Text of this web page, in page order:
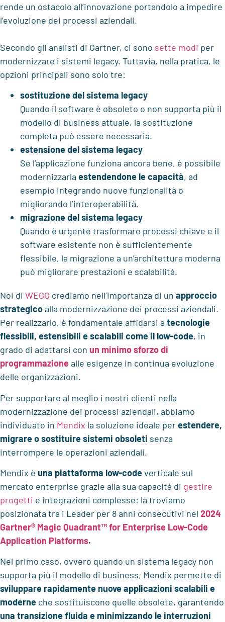
rende un ostacolo all’innovazione portandolo a impedire
l’evoluzione dei processi aziendali.
Secondo gli analisti di Gartner, ci sono sette modi per
modernizzare i sistemi legacy. Tuttavia, nella pratica, le
opzioni principali sono solo tre:
sostituzione del sistema legacy
Quando il software è obsoleto o non supporta più il
modello di business attuale, la sostituzione
completa può essere necessaria.
estensione del sistema legacy
Se l’applicazione funziona ancora bene, è possibile
modernizzarla estendendone le capacità, ad
esempio integrando nuove funzionalità o
migliorando l’interoperabilità.
migrazione del sistema legacy
Quando è urgente trasformare processi chiave e il
software esistente non è sufficientemente
flessibile, la migrazione a un’architettura moderna
può migliorare prestazioni e scalabilità.
Noi di WEGG crediamo nell’importanza di un approccio
strategicoalla modernizzazione dei processi aziendali.
Per realizzarlo, è fondamentale affidarsi a tecnologie
flessibili, estensibili e scalabili come il low-code, in
grado di adattarsi con un minimo sforzo di
programmazionealle esigenze in continua evoluzione
delle organizzazioni.
Per supportare al meglio i nostri clienti nella
modernizzazione dei processi aziendali, abbiamo
individuato in Mendix la soluzione ideale perestendere,
migrare o sostituire sistemi obsoleti senza
interrompere le operazioni aziendali.
Mendix è una piattaforma low-codeverticale sul
mercato enterprise grazie alla sua capacità di gestire
progetti e integrazioni complesse: la troviamo
posizionata tra i Leader per 8 anni consecutivi nel 2024
Gartner® Magic Quadrant™ for Enterprise Low-Code
Application Platforms.
Nel primo caso, ovvero quando un sistema legacy non
supporta più il modello di business, Mendix permette di
sviluppare rapidamente nuove applicazioni scalabili e
moderne che sostituiscono quelle obsolete, garantendo
una transizione fluida e minimizzando le interruzioni